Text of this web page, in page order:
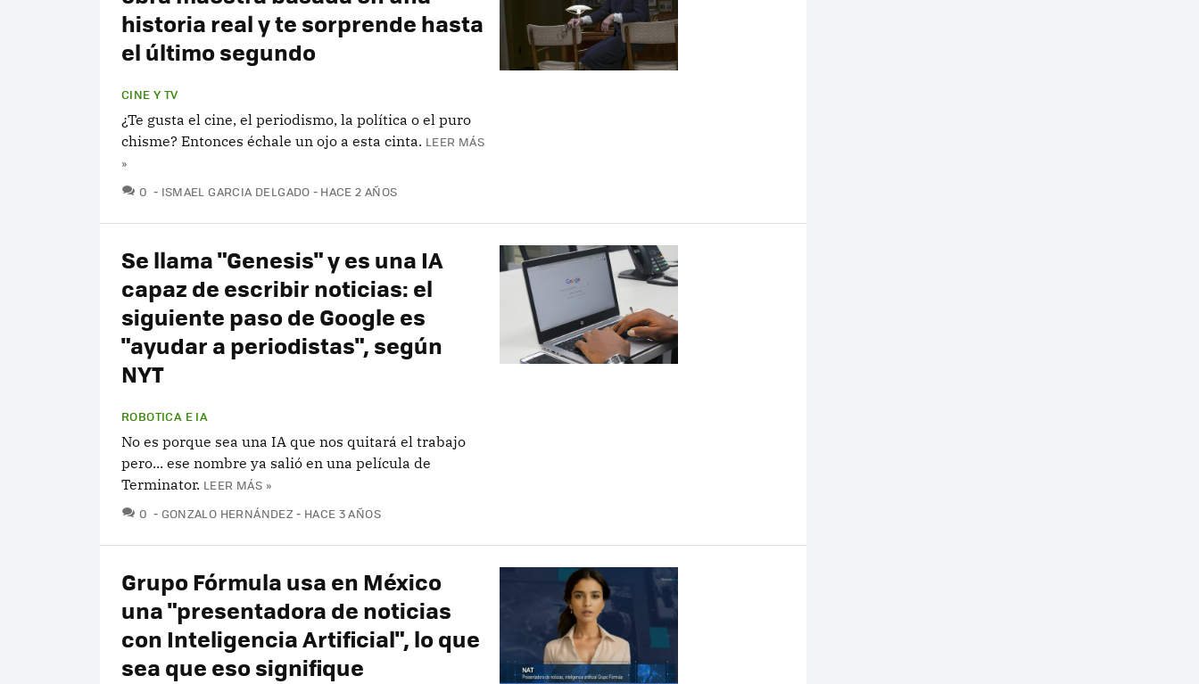
historia real y te sorprende hasta
el último segundo
CINE Y TV
¿Te gusta el cine, el periodismo, la política o el puro
chisme? Entonces échale un ojo a esta cinta. LEER MÁS
»
0 COMENTARIOS
ISMAEL GARCIA DELGADO HACE 2 AÑOS
Se llama "Genesis" y es una IA
capaz de escribir noticias: el
siguiente paso de Google es
"ayudar a periodistas", según
NYT
ROBOTICA E IA
No es porque sea una IA que nos quitará el trabajo
pero... ese nombre ya salió en una película de
Terminator. LEER MÁS »
0 COMENTARIOS
GONZALO HERNÁNDEZ HACE 3 AÑOS
Grupo Fórmula usa en México
una "presentadora de noticias
con Inteligencia Artificial", lo que
sea que eso signifique